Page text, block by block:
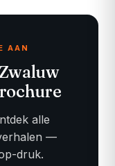
AAN
alle
—
druk.